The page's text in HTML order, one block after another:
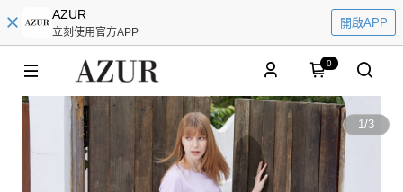
AZUR
立刻使用官方APP
開啟APP
0
1/3